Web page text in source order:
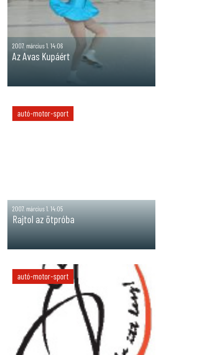
2007. március 1. 14:06
Az Avas Kupáért
autó-motor-sport
2007. március 1. 14:05
Rajtol az ötpróba
autó-motor-sport